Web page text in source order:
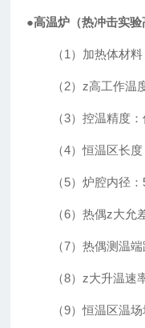
●高温炉（热冲击实验
（1 ）加热体材
（2） z高工作温
（3）控温精度
（4）恒温区长
（5）炉腔内径：
（6）热偶z大允
（7）热偶测温
（8） z大升温速
（9）恒温区温